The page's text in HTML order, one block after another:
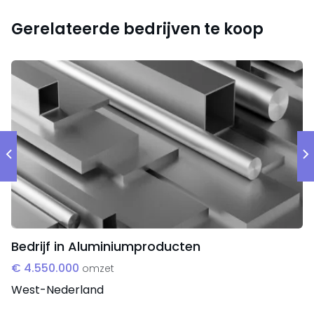
exclusief BTW met een uitstekend rendement.
Reden van verkoop
De ondernemer is vanwege gebrek aan opvolging
op zoek naar een geschikte overnamekandidaat,
waarbij de huidige eigenaar bereid is mee te werken
aan een goede en soepele overdracht van het
bedrijf aan zijn opvolger.
Gerelateerde bedrijven te koop
Bedrijf in Aluminiumproducten
€ 4.550.000 omzet
West-Nederland